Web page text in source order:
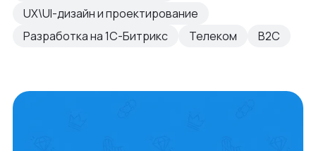
UX\UI-дизайн и проектирование
Разработка на 1С-Битрикс
Телеком B2C